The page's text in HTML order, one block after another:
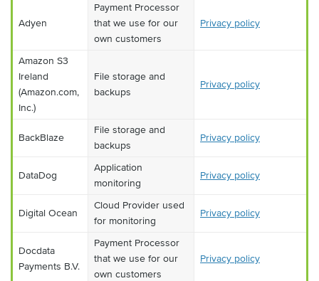
Adyen
Payment Processor
that we use for our
own customers
Privacy policy
Amazon S3
Ireland
(Amazon.com,
Inc.)
File storage and
backups
Privacy policy
BackBlaze
File storage and
backups
Privacy policy
DataDog
Application
monitoring
Privacy policy
Digital Ocean
Cloud Provider used
for monitoring
Privacy policy
Docdata
Payments B.V.
Payment Processor
that we use for our
own customers
Privacy policy